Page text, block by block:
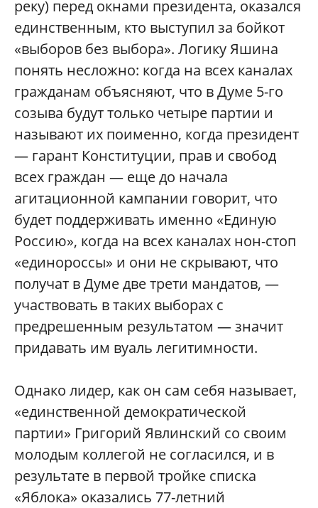
реку) перед окнами президента, оказался
единственным, кто выступил за бойкот
«выборов без выбора». Логику Яшина
понять несложно: когда на всех каналах
гражданам объясняют, что в Думе 5-го
созыва будут только четыре партии и
называют их поименно, когда президент
— гарант Конституции, прав и свобод
всех граждан — еще до начала
агитационной кампании говорит, что
будет поддерживать именно «Единую
Россию», когда на всех каналах нон-стоп
«единороссы» и они не скрывают, что
получат в Думе две трети мандатов, —
участвовать в таких выборах с
предрешенным результатом — значит
придавать им вуаль легитимности.
Однако лидер, как он сам себя называет,
«единственной демократической
партии» Григорий Явлинский со своим
молодым коллегой не согласился, и в
результате в первой тройке списка
«Яблока» оказались 77-летний